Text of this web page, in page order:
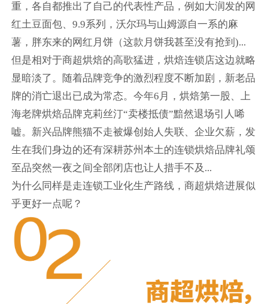
重，各自都推出了自己的代表性产品，例如大润发的网
红土豆面包、9.9系列，沃尔玛与山姆源自一系的麻
薯，胖东来的网红月饼（这款月饼我甚至没有抢到)...
但是相对于商超烘焙的高歌猛进，烘焙连锁店这边就略
显暗淡了。随着品牌竞争的激烈程度不断加剧，新老品
牌的消亡退出已成为常态。今年6月，烘焙第一股、上
海老牌烘焙品牌克莉丝汀“卖楼抵债”黯然退场引人唏
嘘。新兴品牌熊猫不走被爆创始人失联、企业欠薪，发
生在我们身边的还有深耕苏州本土的连锁烘焙品牌礼颂
至品突然一夜之间全部闭店也让人措手不及...
为什么同样是走连锁工业化生产路线，商超烘焙进展似
乎更好一点呢？